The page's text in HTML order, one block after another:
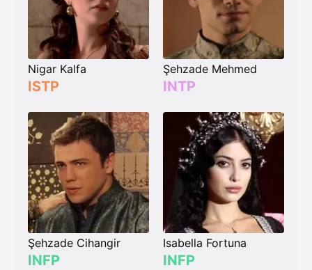
Nigar Kalfa
ISTP
Şehzade Mehmed
INTP
Şehzade Cihangir
INFP
Isabella Fortuna
INFP